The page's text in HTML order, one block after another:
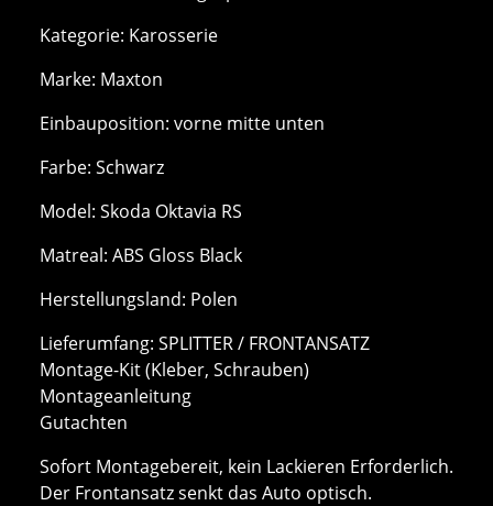
Kategorie: Karosserie
Marke: Maxton
Einbauposition: vorne mitte unten
Farbe: Schwarz
Model: Skoda Oktavia RS
Matreal: ABS Gloss Black
Herstellungsland: Polen
Lieferumfang: SPLITTER / FRONTANSATZ
Montage-Kit (Kleber, Schrauben)
Montageanleitung
Gutachten
Sofort Montagebereit, kein Lackieren Erforderlich.
Der Frontansatz senkt das Auto optisch.